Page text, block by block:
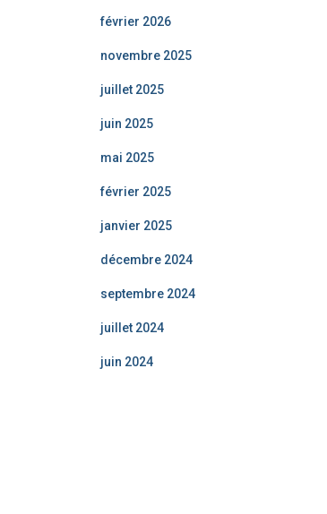
février 2026
novembre 2025
juillet 2025
juin 2025
mai 2025
février 2025
janvier 2025
décembre 2024
septembre 2024
juillet 2024
juin 2024